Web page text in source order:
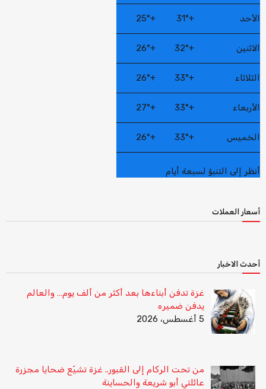
الأحد +
31°
+
25°
الاثنين +
32°
+
26°
الثلاثاء +
33°
+
26°
الأربعاء +
33°
+
27°
الخميس +
33°
+
26°
أنظر إلى التنبؤ لسبعة أيام
أسعار العملات
أحدث الاخبار
غزة تدفن أبناءها بعد أكثر من ألف يوم… والعالم
يدفن ضميره
5 أغسطس، 2026
من تحت الركام إلى القبور.. غزة تشيّع ضحايا مجزرة
عائلتي أبو شريعة والحساينة